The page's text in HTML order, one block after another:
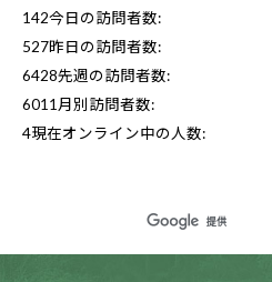
142今日の訪問者数:
527昨日の訪問者数:
6428先週の訪問者数:
6011 月別訪問者数:
4現在オンライン中の人数: